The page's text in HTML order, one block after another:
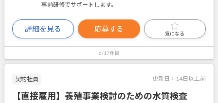
事前研修でサポートします。
詳細を見る 応募する
気になる
6/17件目
契約社員 更新日： 14日以上前
【直接雇用】養殖事業検討のための水質検査